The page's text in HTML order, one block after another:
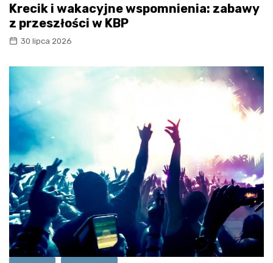
Krecik i wakacyjne wspomnienia: zabawy
z przeszłości w KBP
30 lipca 2026